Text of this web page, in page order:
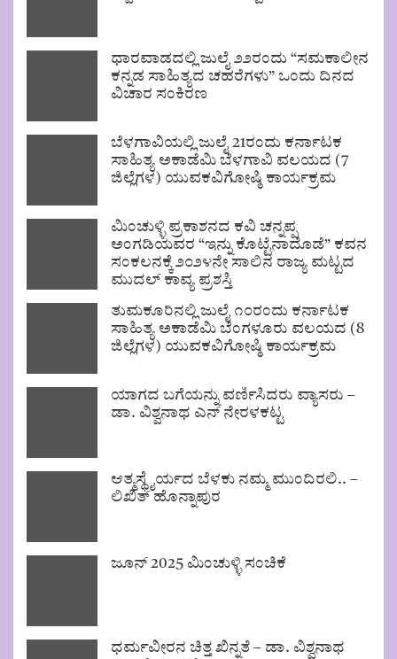
ಧಾರವಾಡದಲ್ಲಿ ಜುಲೈ ೨೨ರಂದು “ಸಮಕಾಲೀನ
ಕನ್ನಡ ಸಾಹಿತ್ಯದ ಚಹರೆಗಳು” ಒಂದು ದಿನದ
ವಿಚಾರ ಸಂಕಿರಣ
ಬೆಳಗಾವಿಯಲ್ಲಿ ಜುಲೈ 21ರಂದು ಕರ್ನಾಟಕ
ಸಾಹಿತ್ಯ ಅಕಾಡೆಮಿ ಬೆಳಗಾವಿ ವಲಯದ (7
ಜಿಲ್ಲೆಗಳ) ಯುವಕವಿಗೋಷ್ಠಿ ಕಾರ್ಯಕ್ರಮ
ಮಿಂಚುಳ್ಳಿ ಪ್ರಕಾಶನದ ಕವಿ ಚನ್ನಪ್ಪ
ಅಂಗಡಿಯವರ “ಇನ್ನು ಕೊಟ್ಟೆನಾದೊಡೆ” ಕವನ
ಸಂಕಲನಕ್ಕೆ ೨೦೨೪ನೇ ಸಾಲಿನ ರಾಜ್ಯ ಮಟ್ಟದ
ಮುದಲ್ ಕಾವ್ಯ ಪ್ರಶಸ್ತಿ
ತುಮಕೂರಿನಲ್ಲಿ ಜುಲೈ ೧೦ರಂದು ಕರ್ನಾಟಕ
ಸಾಹಿತ್ಯ ಅಕಾಡೆಮಿ ಬೆಂಗಳೂರು ವಲಯದ (8
ಜಿಲ್ಲೆಗಳ) ಯುವಕವಿಗೋಷ್ಠಿ ಕಾರ್ಯಕ್ರಮ
ಯಾಗದ ಬಗೆಯನ್ನು ವರ್ಣಿಸಿದರು ವ್ಯಾಸರು –
ಡಾ. ವಿಶ್ವನಾಥ ಎನ್ ನೇರಳಕಟ್ಟ
ಆತ್ಮಸ್ಥೈರ್ಯದ ಬೆಳಕು ನಮ್ಮ ಮುಂದಿರಲಿ.. –
ಲಿಖಿತ್ ಹೊನ್ನಾಪುರ
ಜೂನ್ 2025 ಮಿಂಚುಳ್ಳಿ ಸಂಚಿಕೆ
ಧರ್ಮವೀರನ ಚಿತ್ತ ಖಿನ್ನತೆ – ಡಾ. ವಿಶ್ವನಾಥ